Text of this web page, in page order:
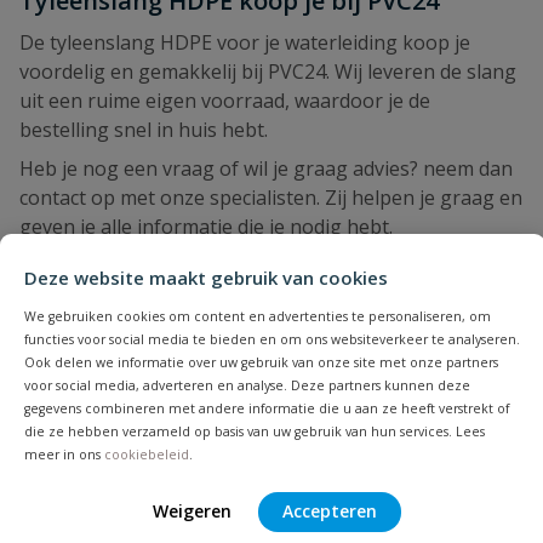
Deze website maakt gebruik van cookies
We gebruiken cookies om content en advertenties te personaliseren, om
functies voor social media te bieden en om ons websiteverkeer te analyseren.
Ook delen we informatie over uw gebruik van onze site met onze partners
voor social media, adverteren en analyse. Deze partners kunnen deze
gegevens combineren met andere informatie die u aan ze heeft verstrekt of
die ze hebben verzameld op basis van uw gebruik van hun services. Lees
meer in ons cookiebeleid.
Weigeren Accepteren
De tyleenslang HDPE voor je waterleiding koop je
voordelig en gemakkelij bij PVC24. Wij leveren de slang
uit een ruime eigen voorraad, waardoor je de
bestelling snel in huis hebt.
Heb je nog een vraag of wil je graag advies? neem dan
contact op met onze specialisten. Zij helpen je graag en
geven je alle informatie die je nodig hebt.
PVC24: Grootste aanbod PVC artikelen!